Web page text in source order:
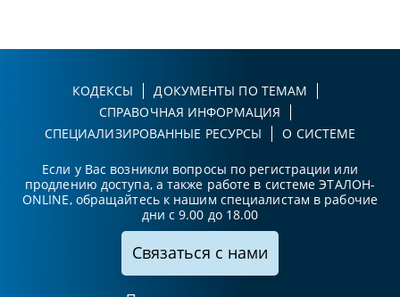
КОДЕКСЫ
ДОКУМЕНТЫ ПО ТЕМАМ
СПРАВОЧНАЯ ИНФОРМАЦИЯ
СПЕЦИАЛИЗИРОВАННЫЕ РЕСУРСЫ
О СИСТЕМЕ
Если у Вас возникли вопросы по регистрации или
продлению доступа, а также работе в системе ЭТАЛОН-
ONLINE, обращайтесь к нашим специалистам в рабочие
дни с 9.00 до 18.00
Связаться с нами